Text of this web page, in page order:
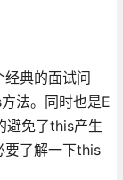
典的面试问
法。同时也是E
避免了this产生
要了解一下this